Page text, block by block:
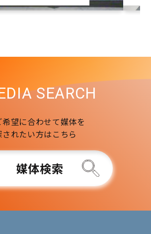
SEARCH
希望に合わせて媒体を
されたい方はこちら
媒体検索